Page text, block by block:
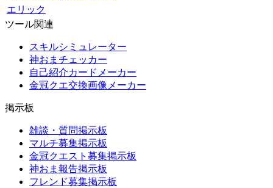
エリック
ツール関連
スキルシミュレーター
神おまチェッカー
自己紹介カードメーカー
金冠クエ交換画像メーカー
掲示板
雑談・質問掲示板
マルチ募集掲示板
金冠クエスト募集掲示板
神おま報告掲示板
フレンド募集掲示板